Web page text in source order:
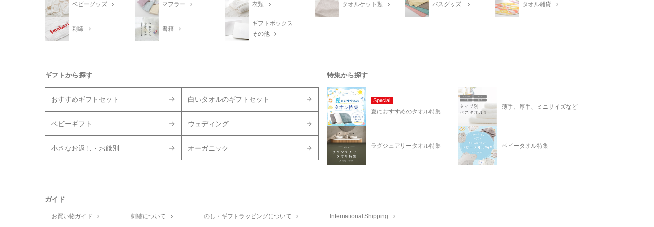
ベビーグッズ マフラー 衣類 タオルケット類 バスグッズ タオル雑貨
刺繍 書籍
ギフトボックス
その他
ギフトから探す
おすすめギフトセット 白いタオルのギフトセット
ベビーギフト ウェディング
小さなお返し・お餞別 オーガニック
特集から探す
Special
夏におすすめのタオル特集
薄手、厚手、ミニサイズなど
ラグジュアリータオル特集 ベビータオル特集
ガイド
お買い物ガイド 刺繍について のし・ギフトラッピングについて International Shipping